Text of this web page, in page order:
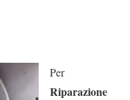
Per
Riparazione